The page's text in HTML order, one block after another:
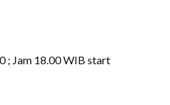
; Jam 18.00 WIB start